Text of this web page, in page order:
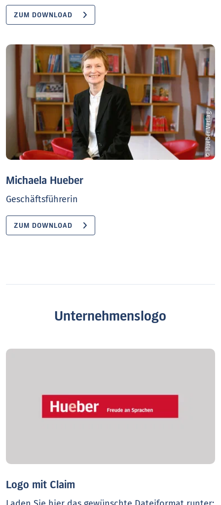
ZUM DOWNLOAD
© Hueber Verlag
Michaela Hueber
Geschäftsführerin
ZUM DOWNLOAD
Unternehmenslogo
Logo mit Claim